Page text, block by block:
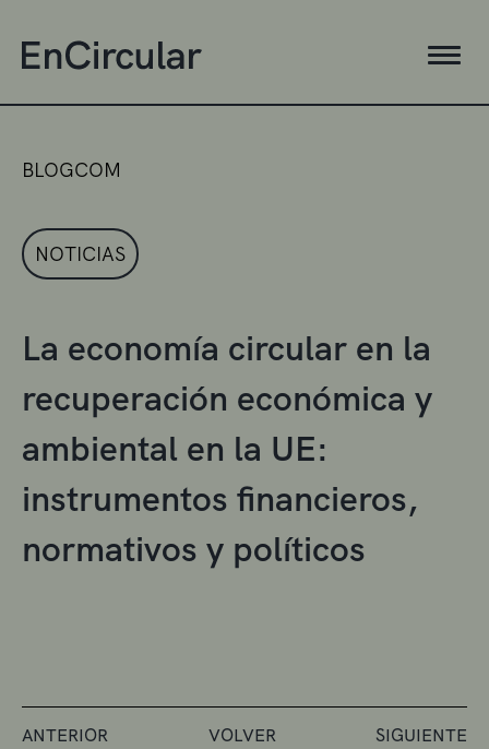
BLOGCOM
NOTICIAS
La economía circular en la
recuperación económica y
ambiental en la UE:
instrumentos financieros,
normativos y políticos
ANTERIOR VOLVER SIGUIENTE